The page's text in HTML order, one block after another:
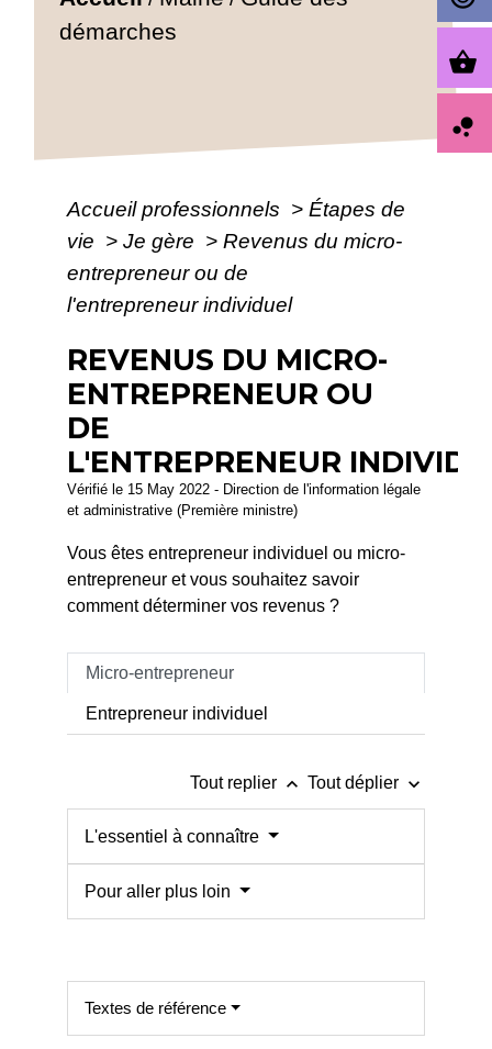
démarches
Accueil professionnels > Étapes de
vie > Je gère > Revenus du micro-
entrepreneur ou de
l'entrepreneur individuel
REVENUS DU MICRO-
ENTREPRENEUR OU
DE
L'ENTREPRENEUR
Vérifié le 15 May 2022 - Direction de l'information légale
et administrative (Première ministre)
Vous êtes entrepreneur individuel ou micro-
entrepreneur et vous souhaitez savoir
comment déterminer vos revenus ?
Micro-entrepreneur
Entrepreneur individuel
Tout replier keyboard_arrow_up Tout déplier keyboard_arrow_down
L'essentiel à connaître
Pour aller plus loin
Textes de référence
shopping_basket
bubble_chart